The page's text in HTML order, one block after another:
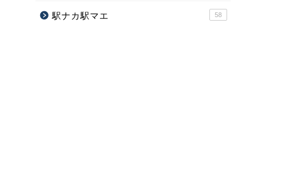
駅ナカ駅マエ 58